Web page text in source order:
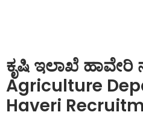
ಕೃಷಿ ಇಲಾಖೆ ಹಾವೇರಿ
Agriculture
Haveri